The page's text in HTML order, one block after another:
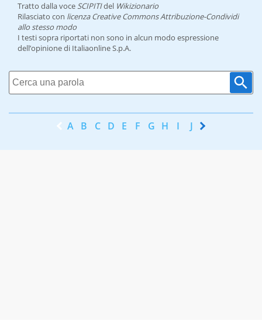
Tratto dalla voce SCIPITIdel Wikizionario
Rilasciato con licenza Creative Commons Attribuzione-Condividi
allo stesso modo
I testi sopra riportati non sono in alcun modo espressione
dell’opinione di Italiaonline S.p.A.
A B C D E F G H I J K